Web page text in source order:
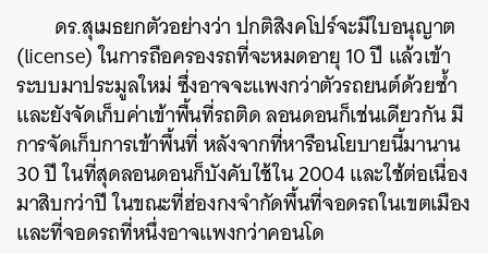
ดร.สุเมธยกตัวอย่างว่า ปกติสิงคโปร์จะมีใบอนุญาต
(license) ในการถือครองรถที่จะหมดอายุ 10 ปี แล้วเข้า
ระบบมาประมูลใหม่ ซึ่งอาจจะแพงกว่าตัวรถยนต์ด้วยซ้ำ
และยังจัดเก็บค่าเข้าพื้นที่รถติด ลอนดอนก็เช่นเดียวกัน มี
การจัดเก็บการเข้าพื้นที่ หลังจากที่หารือนโยบายนี้มานาน
30 ปี ในที่สุดลอนดอนก็บังคับใช้ใน 2004 และใช้ต่อเนื่อง
มาสิบกว่าปี ในขณะที่ฮ่องกงจำกัดพื้นที่จอดรถในเขตเมือง
และที่จอดรถที่หนึ่งอาจแพงกว่าคอนโด